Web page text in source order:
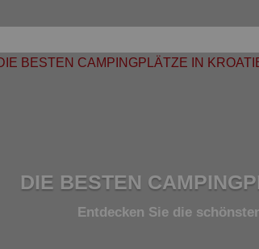
DIE BESTEN
Entdecken Sie die